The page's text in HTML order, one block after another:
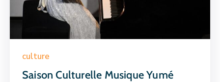
culture
Saison Culturelle Musique Yumé